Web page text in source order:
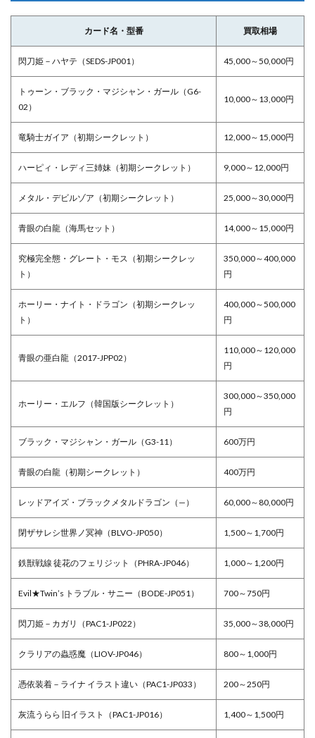
カード名・型番 買取相場
閃刀姫－ハヤテ（SEDS-JP001） 45,000～50,000円
トゥーン・ブラック・マジシャン・ガール（G6-
02）
10,000～13,000円
竜騎士ガイア（初期シークレット） 12,000～15,000円
ハーピィ・レディ三姉妹（初期シークレット） 9,000～12,000円
メタル・デビルゾア（初期シークレット） 25,000～30,000円
青眼の白龍（海馬セット） 14,000～15,000円
究極完全態・グレート・モス（初期シークレッ
ト）
350,000～400,000
円
ホーリー・ナイト・ドラゴン（初期シークレッ
ト）
400,000～500,000
円
青眼の亜白龍（2017-JPP02）
110,000～120,000
円
ホーリー・エルフ（韓国版シークレット）
300,000～350,000
円
ブラック・マジシャン・ガール（G3-11） 600万円
青眼の白龍（初期シークレット） 400万円
レッドアイズ・ブラックメタルドラゴン（—） 60,000～80,000円
閉ザサレシ世界ノ冥神（BLVO-JP050） 1,500～1,700円
鉄獣戦線 徒花のフェリジット（PHRA-JP046） 1,000～1,200円
Evil★Twin’s トラブル・サニー（BODE-JP051） 700～750円
閃刀姫－カガリ（PAC1-JP022） 35,000～38,000円
クラリアの蟲惑魔（LIOV-JP046） 800～1,000円
憑依装着－ライナ イラスト違い（PAC1-JP033） 200～250円
灰流うらら 旧イラスト（PAC1-JP016） 1,400～1,500円